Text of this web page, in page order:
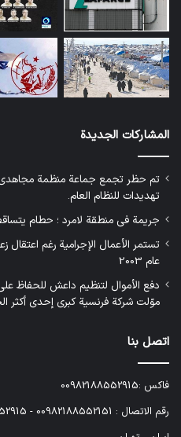
المشاركات الجديدة
تم حظر تجمع جماعة منظمة مجاهدي
تهديدات للنظام العام.
جريمة في منطقة لامرد ؛ حطام
تستمر الأعمال الإجرامية رغم
عام 2003
دفع الأموال لتنظيم داعش للحفاظ
موّلت شركة فرنسية كبرى إحدى أكثر
اتصل بنا
فاكس :00982188552915
رقم الاتصال : 00982188552151 - 00982188552915 - 00982188552536